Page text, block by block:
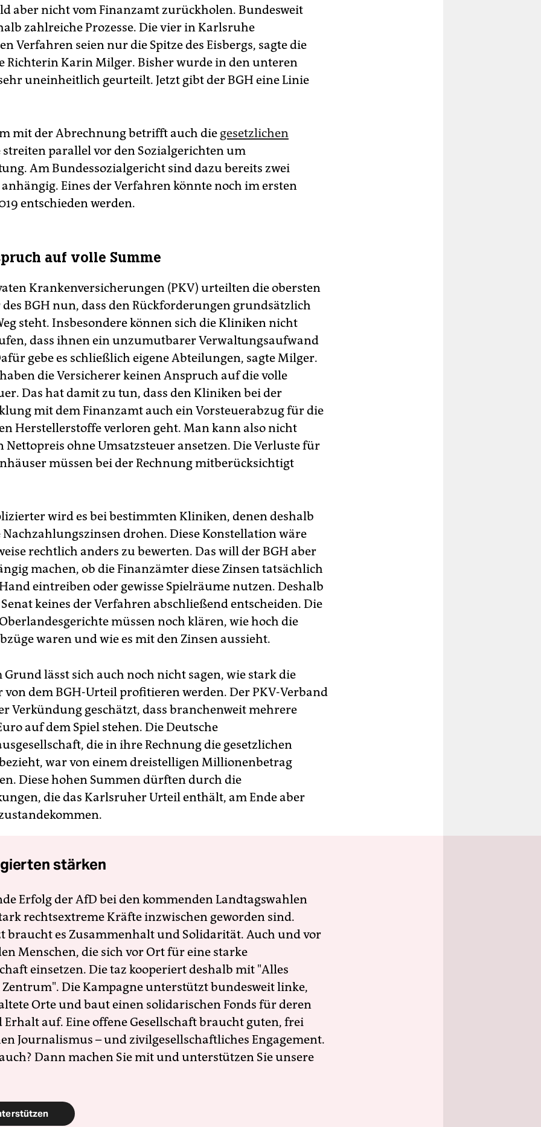
aber nicht vom Finanzamt zurückholen. Bundesweit
zahlreiche Prozesse. Die vier in Karlsruhe
Verfahren seien nur die Spitze des Eisbergs, sagte die
Richterin Karin Milger. Bisher wurde in den unteren
uneinheitlich geurteilt. Jetzt gibt der BGH eine Linie
mit der Abrechnung betrifft auch die gesetzlichen
streiten parallel vor den Sozialgerichten um
Am Bundessozialgericht sind dazu bereits zwei
Eines der Verfahren könnte noch im ersten
entschieden werden.
auf volle Summe
Krankenversicherungen (PKV) urteilten die obersten
BGH nun, dass den Rückforderungen grundsätzlich
steht. Insbesondere können sich die Kliniken nicht
dass ihnen ein unzumutbarer Verwaltungsaufwand
gebe es schließlich eigene Abteilungen, sagte Milger.
die Versicherer keinen Anspruch auf die volle
Das hat damit zu tun, dass den Kliniken bei der
mit dem Finanzamt auch ein Vorsteuerabzug für die
Herstellerstoffe verloren geht. Man kann also nicht
Nettopreis ohne Umsatzsteuer ansetzen. Die Verluste für
müssen bei der Rechnung mitberücksichtigt
wird es bei bestimmten Kliniken, denen deshalb
Nachzahlungszinsen drohen. Diese Konstellation wäre
rechtlich anders zu bewerten. Das will der BGH aber
machen, ob die Finanzämter diese Zinsen tatsächlich
eintreiben oder gewisse Spielräume nutzen. Deshalb
keines der Verfahren abschließend entscheiden. Die
müssen noch klären, wie hoch die
waren und wie es mit den Zinsen aussieht.
Grund lässt sich auch noch nicht sagen, wie stark die
von dem BGH-Urteil profitieren werden. Der PKV-Verband
Verkündung geschätzt, dass branchenweit mehrere
auf dem Spiel stehen. Die Deutsche
die in ihre Rechnung die gesetzlichen
war von einem dreistelligen Millionenbetrag
Diese hohen Summen dürften durch die
die das Karlsruher Urteil enthält, am Ende aber
stärken
Erfolg der AfD bei den kommenden Landtagswahlen
rechtsextreme Kräfte inzwischen geworden sind.
braucht es Zusammenhalt und Solidarität. Auch und vor
Menschen, die sich vor Ort für eine starke
einsetzen. Die taz kooperiert deshalb mit "Alles
Die Kampagne unterstützt bundesweit linke,
Orte und baut einen solidarischen Fonds für deren
Erhalt auf. Eine offene Gesellschaft braucht guten, frei
Journalismus – und zivilgesellschaftliches Engagement.
Dann machen Sie mit und unterstützen Sie unsere